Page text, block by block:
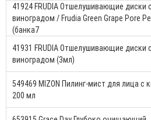
41924 FRUDIA Отшелушивающие диски
виноградом / Frudia Green Grape Pore
(банка7
41931 FRUDIA Отшелушивающие диски
виноградом (3мл)
549469 MIZON Пилинг-мист для лица с
200 мл